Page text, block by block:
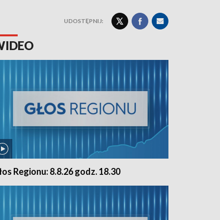
UDOSTĘPNIJ:
Regionu: 8.8.26 godz. 18.30